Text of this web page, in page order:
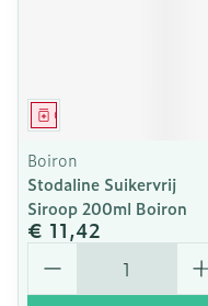
Geneesmiddel
Boiron
Stodaline Suikervrij
Siroop 200ml Boiron
€ 11,42
Aantal